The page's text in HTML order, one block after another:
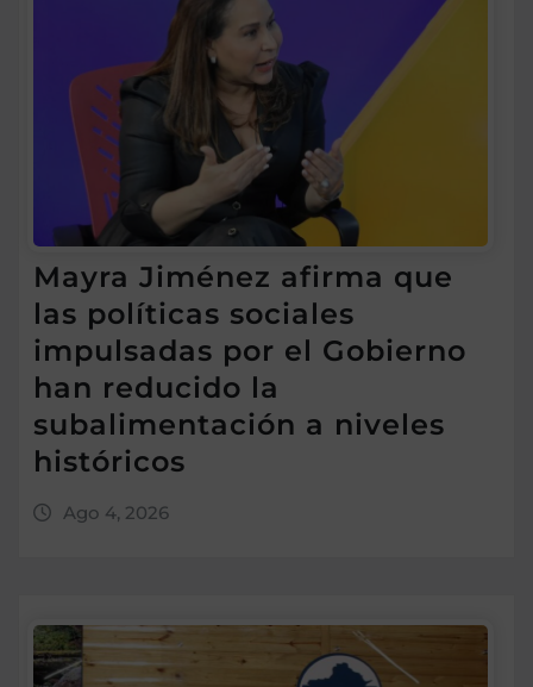
Mayra Jiménez afirma que
las políticas sociales
impulsadas por el Gobierno
han reducido la
subalimentación a niveles
históricos
Ago 4, 2026